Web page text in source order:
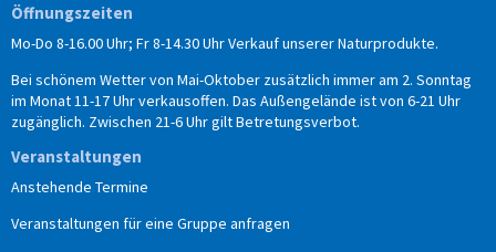
Öffnungszeiten
Mo-Do 8-16.00 Uhr; Fr 8-14.30 Uhr Verkauf unserer Naturprodukte.
Bei schönem Wetter von Mai-Oktober zusätzlich immer am 2. Sonntag
im Monat 11-17 Uhr verkausoffen. Das Außengelände ist von 6-21 Uhr
zugänglich. Zwischen 21-6 Uhr gilt Betretungsverbot.
Veranstaltungen
Anstehende Termine
Veranstaltungen für eine Gruppe anfragen